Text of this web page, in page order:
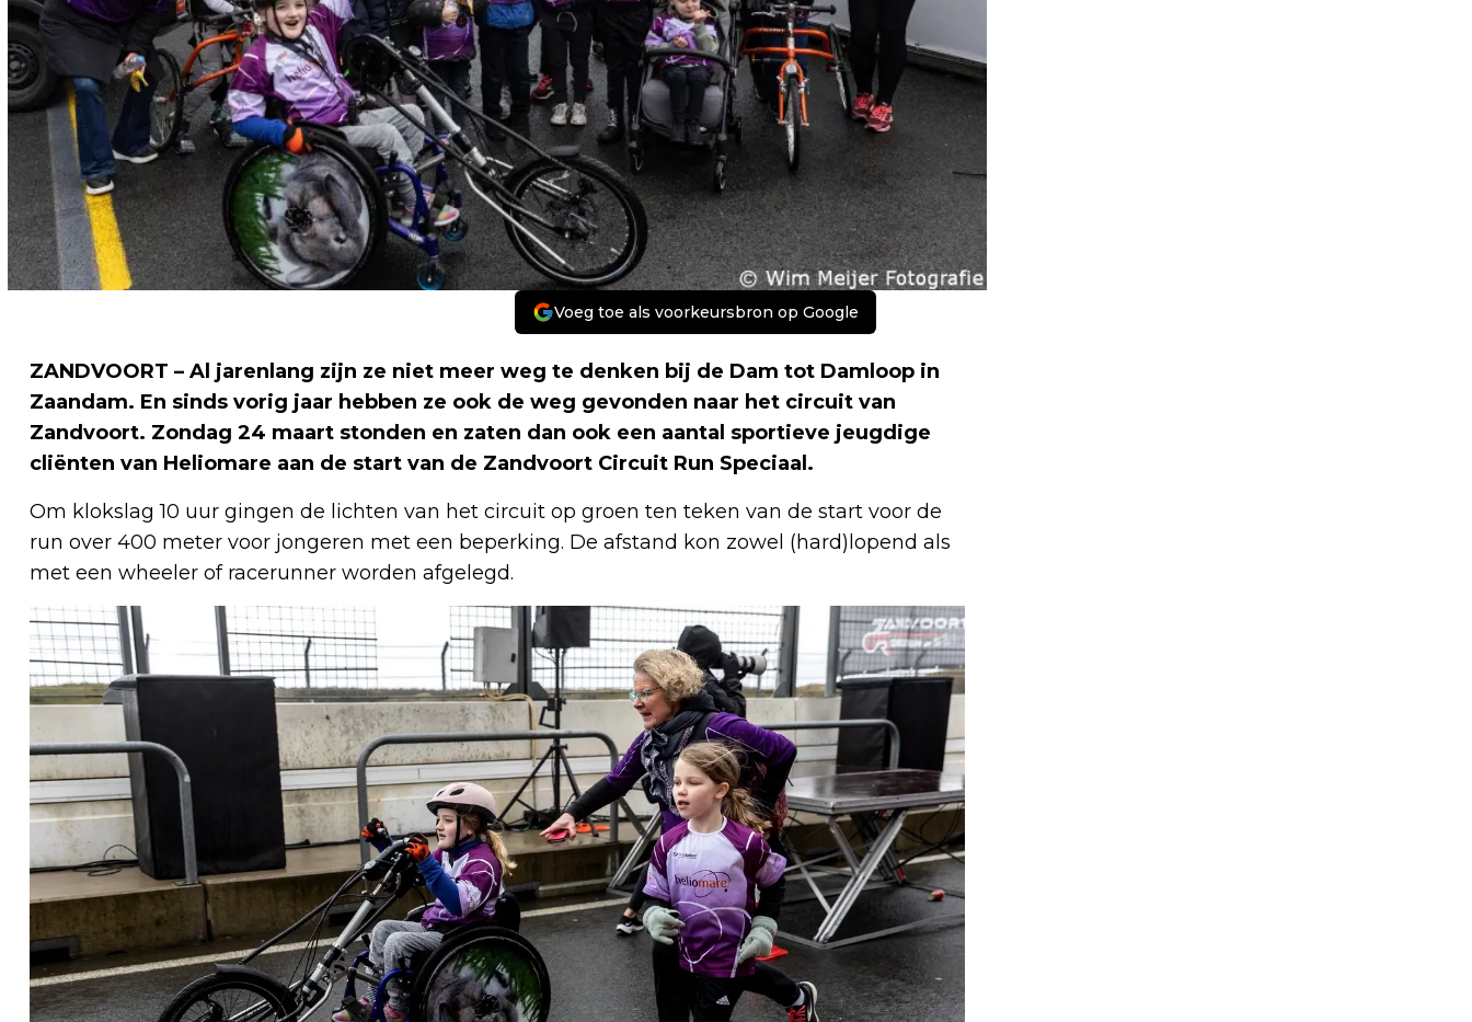
Voeg toe als voorkeursbron op Google
ZANDVOORT – Al jarenlang zijn ze niet meer weg te denken bij de Dam tot Damloop in
Zaandam. En sinds vorig jaar hebben ze ook de weg gevonden naar het circuit van
Zandvoort. Zondag 24 maart stonden en zaten dan ook een aantal sportieve jeugdige
cliënten van Heliomare aan de start van de Zandvoort Circuit Run Speciaal.
Om klokslag 10 uur gingen de lichten van het circuit op groen ten teken van de start voor de
run over 400 meter voor jongeren met een beperking. De afstand kon zowel (hard)lopend als
met een wheeler of racerunner worden afgelegd.